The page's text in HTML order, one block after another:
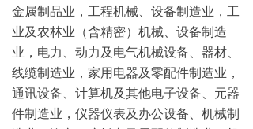
金属制品业，工程机械、设备制造业，工
业及农林业（含精密）机械、设备制造
业，电力、动力及电气机械设备、器材、
线缆制造业，家用电器及零配件制造业，
通讯设备、计算机及其他电子设备、元器
件制造业，仪器仪表及办公设备、机械制